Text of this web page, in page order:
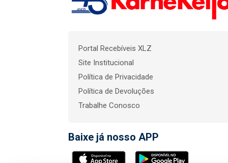
Portal Recebíveis XLZ
Site Institucional
Política de Privacidade
Política de Devoluções
Trabalhe Conosco
Baixe já nosso APP